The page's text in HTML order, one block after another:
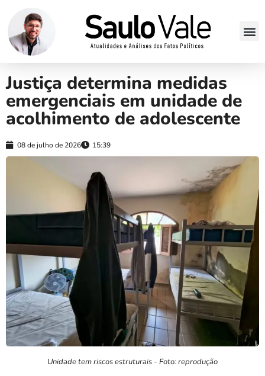
Justiça determina medidas
emergenciais em unidade de
acolhimento de adolescente
08 de julho de 2026 15:39
Unidade tem riscos estruturais - Foto: reprodução